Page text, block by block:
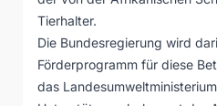
Tierhalter.
Die Bundesregierung wird
Förderprogramm für diese
das